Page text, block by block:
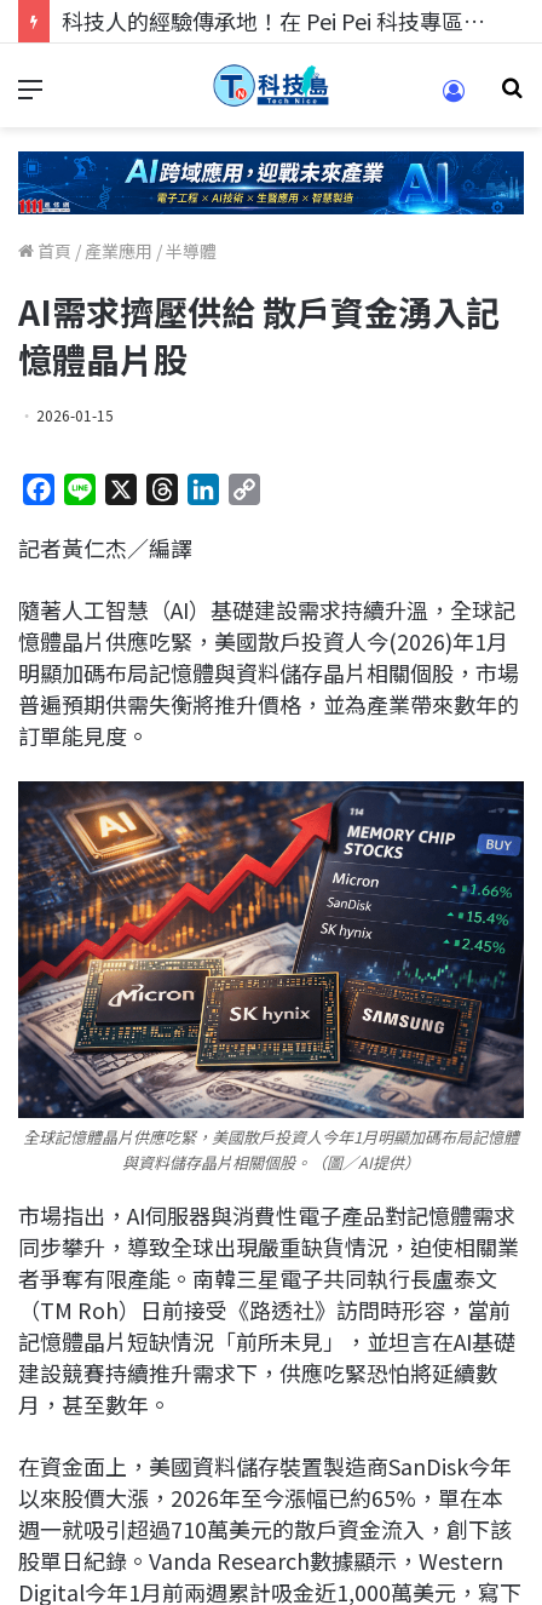
科技人找工作，就到TECH+ 科技專區!
首頁 / 產業應用 /半導體
AI需求擠壓供給 散戶資金湧入記
憶體晶片股
2026-01-15
c
b
o
o
k
n
r
a
d
s
e
d
I
n
L
i
n
k
記者黃仁杰／編譯
隨著人工智慧（AI）基礎建設需求持續升溫，全球記
憶體晶片供應吃緊，美國散戶投資人今(2026)年1月
明顯加碼布局記憶體與資料儲存晶片相關個股，市場
普遍預期供需失衡將推升價格，並為產業帶來數年的
訂單能見度。
全球記憶體晶片供應吃緊，美國散戶投資人今年1月明顯加碼布局記憶體
與資料儲存晶片相關個股。（圖／AI提供）
市場指出，AI伺服器與消費性電子產品對記憶體需求
同步攀升，導致全球出現嚴重缺貨情況，迫使相關業
者爭奪有限產能。南韓三星電子共同執行長盧泰文
（TM Roh）日前接受《路透社》訪問時形容，當前
記憶體晶片短缺情況「前所未見」，並坦言在AI基礎
建設競賽持續推升需求下，供應吃緊恐怕將延續數
月，甚至數年。
在資金面上，美國資料儲存裝置製造商SanDisk今年
以來股價大漲，2026年至今漲幅已約65%，單在本
週一就吸引超過710萬美元的散戶資金流入，創下該
股單日紀錄。Vanda Research數據顯示，Western
Digital今年1月前兩週累計吸金近1,000萬美元，寫下